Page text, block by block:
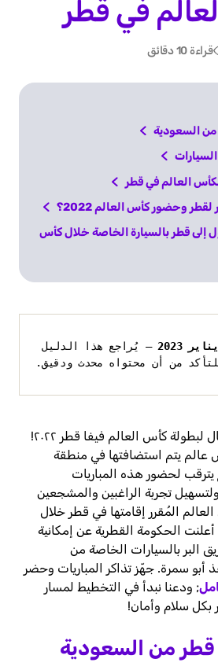
في قطر
قراءة 10 دقائق
السعودية
العالم في قطر
وحضور كأس العالم 2022؟
إلى قطر بالسيارة الخاصة خلال كأس
من أن محتواه محدث ودقيق.
اقترب موعد لقاء الأبطال لبطولة كأس العالم فيفا قطر ٢٠٢٢!
عالم يتم استضافتها في منطقة
يترقب لحضور هذه المباريات
تجربة الراغبين والمشجعين
المُقرر إقامتها في قطر خلال
الحكومة القطرية عن إمكانية
البر بالسيارات الخاصة من
أبو سمرة. جهّز تذاكر المباريات وحضر
; ودعنا نبدأ في التخطيط لمسار
سلام وأمان!
من السعودية